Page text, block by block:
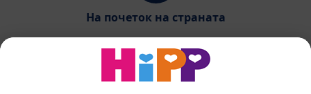
На почеток на страната